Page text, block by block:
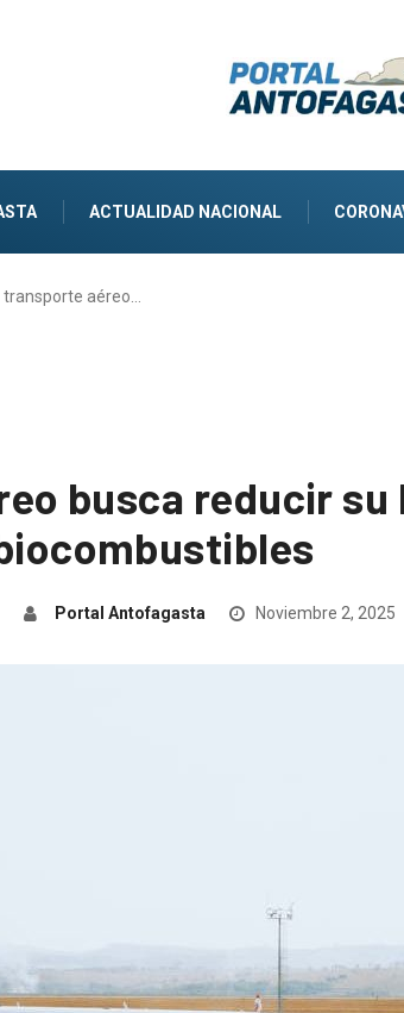
ACTUALIDAD NACIONAL
transporte aéreo…
busca reducir su
Portal Antofagasta Noviembre 2, 2025